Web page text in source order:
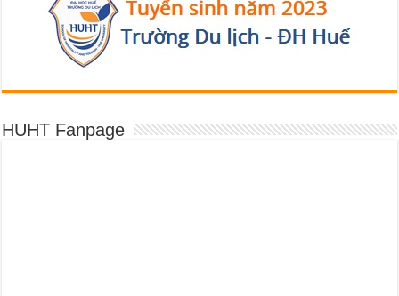
HUHT Fanpage